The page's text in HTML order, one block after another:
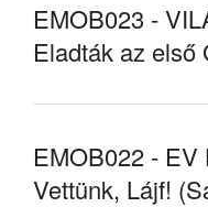
EMOB023 -
Eladták az első
EMOB022 -
Vettünk, Lájf!